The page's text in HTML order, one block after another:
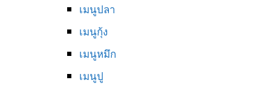
เมนูปลา
เมนูกุ้ง
เมนูหมึก
เมนูปู